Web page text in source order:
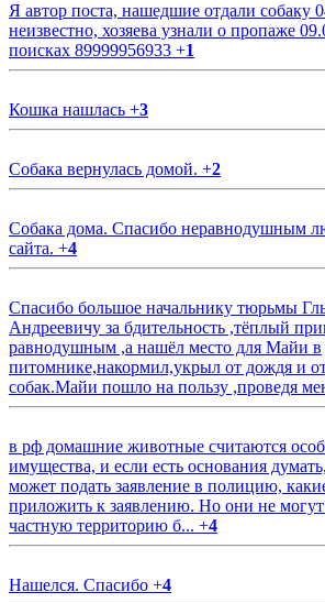
Я автор поста, нашедшие отдали собаку
неизвестно, хозяева узнали о пропаже
поисках 89999956933 +1
Кошка нашлась +3
Собака вернулась домой. +2
Собака дома. Спасибо неравнодушным
сайта. +4
Спасибо большое начальнику тюрьмы
Андреевичу за бдительность ,тёплый
равнодушным ,а нашёл место для Майи в
питомнике,накормил,укрыл от дождя и
собак.Майи пошло на пользу ,проведя
в рф домашние животные считаются
имущества, и если есть основания
может подать заявление в полицию,
приложить к заявлению. Но они не могут
частную территорию б... +4
Нашелся. Спасибо +4